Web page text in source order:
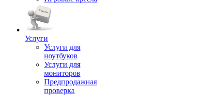
Услуги
Услуги для
ноутбуков
Услуги для
мониторов
Предпродажная
проверка